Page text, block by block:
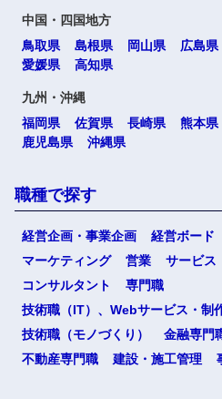
中国・四国地方
鳥取県
島根県 岡山県 広島県
愛媛県
高知県
九州・沖縄
福岡県
佐賀県 長崎県 熊本県
鹿児島県
沖縄県
職種で探す
経営企画・事業企画 経営ボード
マーケティング
営業 サービス
コンサルタント
専門職
技術職（IT）、Webサービス・制
技術職（モノづくり）
金融専門
不動産専門職
建設・施工管理